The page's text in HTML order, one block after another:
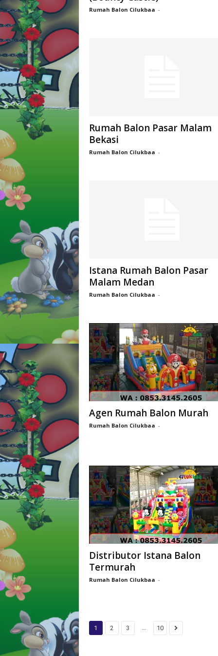
Rumah Balon Cilukbaa -
Rumah Balon Pasar Malam
Bekasi
Rumah Balon Cilukbaa -
Istana Rumah Balon Pasar
Malam Medan
Rumah Balon Cilukbaa -
Agen Rumah Balon Murah
Rumah Balon Cilukbaa -
Distributor Istana Balon
Termurah
Rumah Balon Cilukbaa -
1 2 3 ... 10